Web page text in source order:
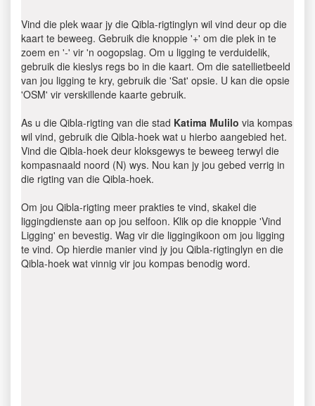
Vind die plek waar jy die Qibla-rigtinglyn wil vind deur op die
kaart te beweeg. Gebruik die knoppie '+' om die plek in te
zoem en '-' vir 'n oogopslag. Om u ligging te verduidelik,
gebruik die kieslys regs bo in die kaart. Om die satellietbeeld
van jou ligging te kry, gebruik die 'Sat' opsie. U kan die opsie
'OSM' vir verskillende kaarte gebruik.
As u die Qibla-rigting van die stad Katima Mulilo via kompas
wil vind, gebruik die Qibla-hoek wat u hierbo aangebied het.
Vind die Qibla-hoek deur kloksgewys te beweeg terwyl die
kompasnaald noord (N) wys. Nou kan jy jou gebed verrig in
die rigting van die Qibla-hoek.
Om jou Qibla-rigting meer prakties te vind, skakel die
liggingdienste aan op jou selfoon. Klik op die knoppie 'Vind
Ligging' en bevestig. Wag vir die liggingikoon om jou ligging
te vind. Op hierdie manier vind jy jou Qibla-rigtinglyn en die
Qibla-hoek wat vinnig vir jou kompas benodig word.